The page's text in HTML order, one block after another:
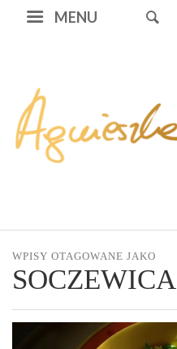
MENU
WPISY OTAGOWANE JAKO
SOCZEWICA